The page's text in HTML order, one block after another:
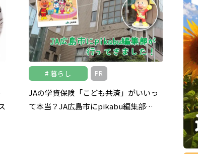
暮らし PR
JAの学資保険「こども共済」がいいっ
て本当？JA広島市にpikabu編集部…